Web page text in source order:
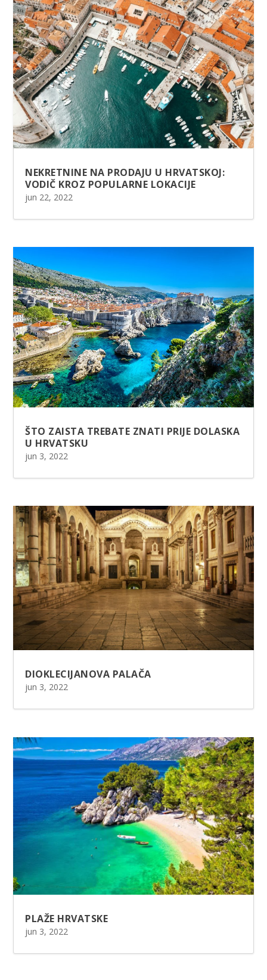
NEKRETNINE NA PRODAJU U HRVATSKOJ:
VODIČ KROZ POPULARNE LOKACIJE
jun 22, 2022
ŠTO ZAISTA TREBATE ZNATI PRIJE DOLASKA
U HRVATSKU
jun 3, 2022
DIOKLECIJANOVA PALAČA
jun 3, 2022
PLAŽE HRVATSKE
jun 3, 2022